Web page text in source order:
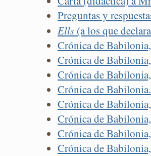
Preguntas y
Ells (a los que
Crónica de
Crónica de
Crónica de
Crónica de
Crónica de
Crónica de
Crónica de
Crónica de